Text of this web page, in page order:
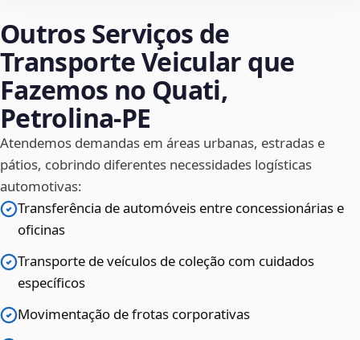
Outros Serviços de
Transporte Veicular que
Fazemos no Quati,
Petrolina‑PE
Atendemos demandas em áreas urbanas, estradas e
pátios, cobrindo diferentes necessidades logísticas
automotivas:
Transferência de automóveis entre concessionárias e
oficinas
Transporte de veículos de coleção com cuidados
específicos
Movimentação de frotas corporativas